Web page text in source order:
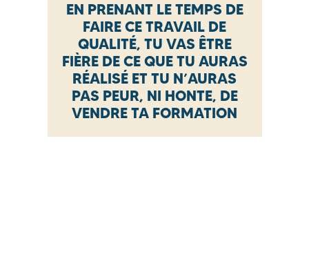
EN PRENANT LE TEMPS DE
FAIRE CE TRAVAIL DE
QUALITÉ, TU VAS ÊTRE
FIÈRE DE CE QUE TU AURAS
RÉALISÉ ET TU N’AURAS
PAS PEUR, NI HONTE, DE
VENDRE TA FORMATION